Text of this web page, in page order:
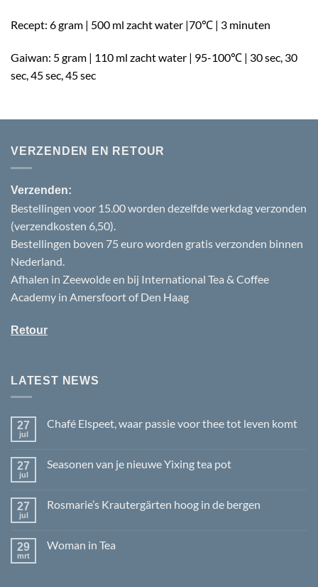
Recept: 6 gram | 500 ml zacht water |70℃ | 3 minuten
Gaiwan: 5 gram | 110 ml zacht water | 95-100℃ | 30 sec, 30
sec, 45 sec, 45 sec
VERZENDEN EN RETOUR
Verzenden:
Bestellingen voor 15.00 worden dezelfde werkdag verzonden
(verzendkosten 6,50).
Bestellingen boven 75 euro worden gratis verzonden binnen
Nederland.
Afhalen in Zeewolde en bij International Tea & Coffee
Academy in Amersfoort of Den Haag
Retour
LATEST NEWS
27
jul
Chafé Elspeet, waar passie voor thee tot leven komt
Chafé
voor
thee
27
jul
Seasonen van je nieuwe Yixing tea pot
Seasonen
Yixing
tea
27
jul
Rosmarie’s Krautergärten hoog in de bergen
Rosmarie’s
29
mrt
Woman in Tea